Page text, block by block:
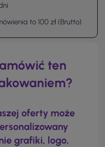
to 100 zł (Brutto)
ten
oferty może
grafiki, logo,